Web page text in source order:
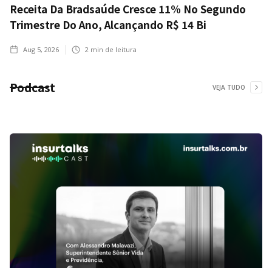
Receita Da Bradsaúde Cresce 11% No Segundo
Trimestre Do Ano, Alcançando R$ 14 Bi
Aug 5, 2026 2 min de leitura
Podcast VEJA TUDO